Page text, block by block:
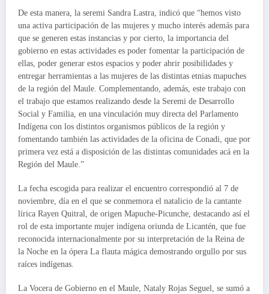
De esta manera, la seremi Sandra Lastra, indicó que “hemos visto
una activa participación de las mujeres y mucho interés además para
que se generen estas instancias y por cierto, la importancia del
gobierno en estas actividades es poder fomentar la participación de
ellas, poder generar estos espacios y poder abrir posibilidades y
entregar herramientas a las mujeres de las distintas etnias mapuches
de la región del Maule. Complementando, además, este trabajo con
el trabajo que estamos realizando desde la Seremi de Desarrollo
Social y Familia, en una vinculación muy directa del Parlamento
Indígena con los distintos organismos públicos de la región y
fomentando también las actividades de la oficina de Conadi, que por
primera vez está a disposición de las distintas comunidades acá en la
Región del Maule.”
La fecha escogida para realizar el encuentro correspondió al 7 de
noviembre, día en el que se conmemora el natalicio de la cantante
lírica Rayen Quitral, de origen Mapuche-Picunche, destacando así el
rol de esta importante mujer indígena oriunda de Licantén, que fue
reconocida internacionalmente por su interpretación de la Reina de
la Noche en la ópera La flauta mágica demostrando orgullo por sus
raíces indígenas.
La Vocera de Gobierno en el Maule, Nataly Rojas Seguel, se sumó a